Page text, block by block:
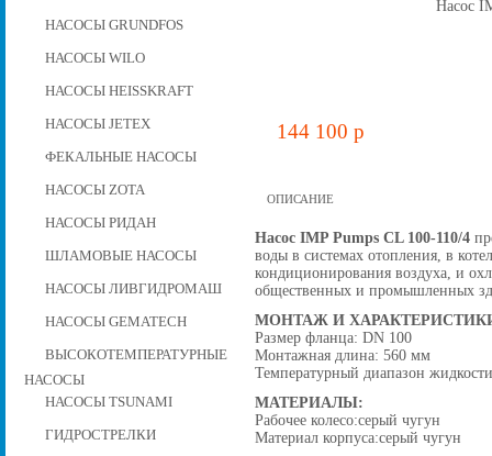
НАСОСЫ GRUNDFOS
НАСОСЫ WILO
НАСОСЫ HEISSKRAFT
НАСОСЫ JETEX
ФЕКАЛЬНЫЕ НАСОСЫ
НАСОСЫ ZOTA
НАСОСЫ РИДАН
ШЛАМОВЫЕ НАСОСЫ
НАСОСЫ ЛИВГИДРОМАШ
НАСОСЫ GEMATECH
ВЫСОКОТЕМПЕРАТУРНЫЕ
НАСОСЫ
НАСОСЫ TSUNAMI
ГИДРОСТРЕЛКИ
Насос
144 100 p
ОПИСАНИЕ
Насос IMP Pumps CL 100-110/4
воды в системах отопления, в
кондиционирования воздуха, и
общественных и промышленных
МОНТАЖ И
Размер фланца: DN 100
Монтажная длина: 560 мм
Температурный диапазон
МАТЕРИАЛЫ:
Рабочее колесо:серый чугун
Материал корпуса:серый чугун